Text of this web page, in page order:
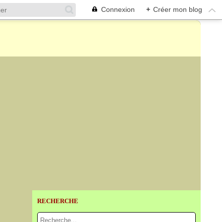
Connexion + Créer mon blog
RECHERCHE